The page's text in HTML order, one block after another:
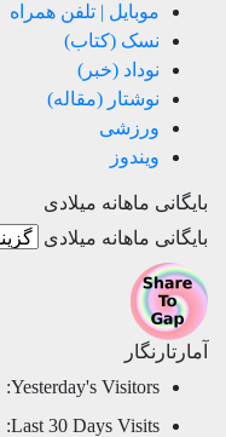
موبایل | تلفن همراه
نسک (کتاب)
نوداد (خبر)
نوشتار (مقاله)
ورزشی
ویندوز
بایگانی ماهانه میلادی
بایگانی ماهانه میلادی
آمارتارنگار
Yesterday's Visitors:
Last 30 Days Visits: